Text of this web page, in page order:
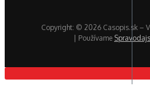
Copyright: © 2026 Casopis.sk –
| Používame